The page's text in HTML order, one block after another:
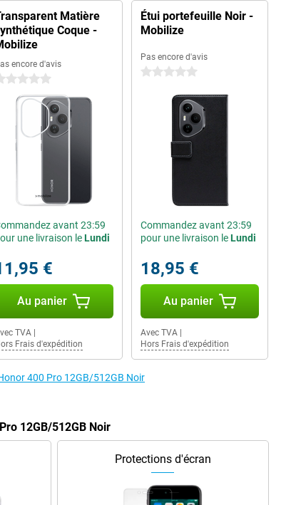
Matière
Coque -
encore d'avis
étoiles
avant 23:59
une livraison leLundi
€
Au panier
TVA|
Frais d'expédition
Étui portefeuille Noir -
Mobilize
Pas encore d'avis
0 étoiles
Commandez avant 23:59
pour une livraison leLundi
18,95 €
Au panier
Avec TVA|
Hors Frais d'expédition
400 Pro 12GB/512GB Noir
12GB/512GB Noir
Protections d'écran